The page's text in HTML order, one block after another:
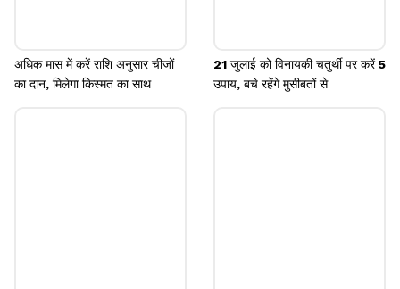
अधिक मास में करें राशि अनुसार चीजों
का दान, मिलेगा किस्मत का साथ
21 जुलाई को विनायकी चतुर्थी पर करें 5
उपाय, बचे रहेंगे मुसीबतों से